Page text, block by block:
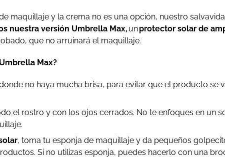
maquillaje y la crema no es una opción, nuestro
nuestra versión Umbrella Max, unprotector solar de
que no arruinará el maquillaje.
Max?
no haya mucha brisa, para evitar que el producto se
el rostro y con los ojos cerrados. No te enfoques en un
, toma tu esponja de maquillaje y da pequeños
Si no utilizas esponja, puedes hacerlo con una